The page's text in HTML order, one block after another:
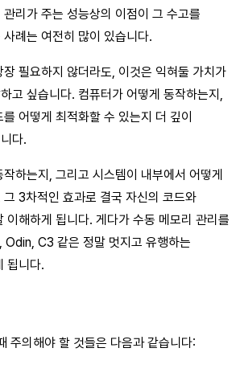
리가 주는 성능상의 이점이 그 수고를
례는 여전히 많이 있습니다.
필요하지 않더라도, 이것은 익혀둘 가치가
고 싶습니다. 컴퓨터가 어떻게 동작하는지,
어떻게 최적화할 수 있는지 더 깊이
다.
하는지, 그리고 시스템이 내부에서 어떻게
3차적인 효과로 결국 자신의 코드와
이해하게 됩니다. 게다가 수동 메모리 관리를
Odin, C3 같은 정말 멋지고 유행하는
됩니다.
주의해야 할 것들은 다음과 같습니다: